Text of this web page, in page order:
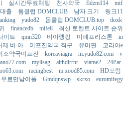
실시간무료채팅 천사약국 fldzm114
mif
출 돔클럽 DOMCLUB 남자 크기
링크11
yudo82 돔클럽 DOMCLUB.top
doxk
financedb mife8
최신 토렌트 사이트 순위
이트 qmn320 비아랭킹 미페프리스톤
in
제 비 아 미프진약국 직구 유머판
코리아e
소약국미프진 koreaviagra m.yudo82.com
v
myilsag althdirrnr viame2
24Par
racingbest m.xood85.com
HD포럼
무료만남어플 Gmdqnswp skrxo
euromifegy